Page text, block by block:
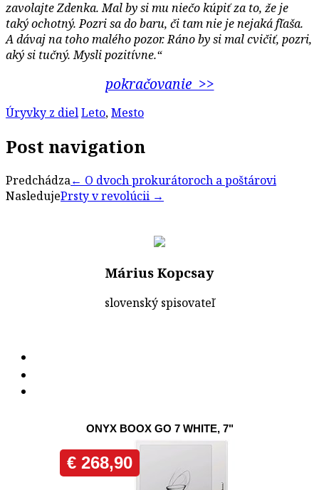
zavolajte Zdenka. Mal by si mu niečo kúpiť za to, že je
taký ochotný. Pozri sa do baru, či tam nie je nejaká fľaša.
A dávaj na toho malého pozor. Ráno by si mal cvičiť, pozri,
aký si tučný. Mysli pozitívne.“
pokračovanie >>
Úryvky z dielLeto,Mesto
Post navigation
Predchádza← O dvoch prokurátoroch a poštárovi
NasledujePrsty v revolúcii →
Márius Kopcsay
slovenský spisovateľ